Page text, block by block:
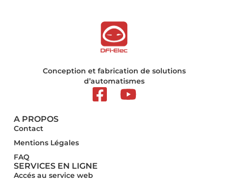
Conception et fabrication de solutions
d’automatismes
A PROPOS
Contact
Mentions Légales​
FAQ
SERVICES EN LIGNE
Accés au service web